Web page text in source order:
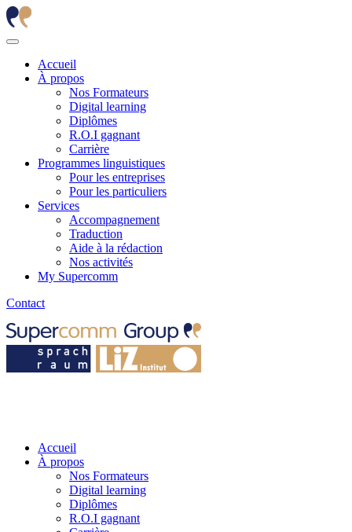
Accueil
À propos
Nos Formateurs
Digital learning
Diplômes
R.O.I gagnant
Carrière
Programmes linguistiques
Pour les entreprises
Pour les particuliers
Services
Accompagnement
Traduction
Aide à la rédaction
Nos activités
My Supercomm
Contact
Accueil
À propos
Nos Formateurs
Digital learning
Diplômes
R.O.I gagnant